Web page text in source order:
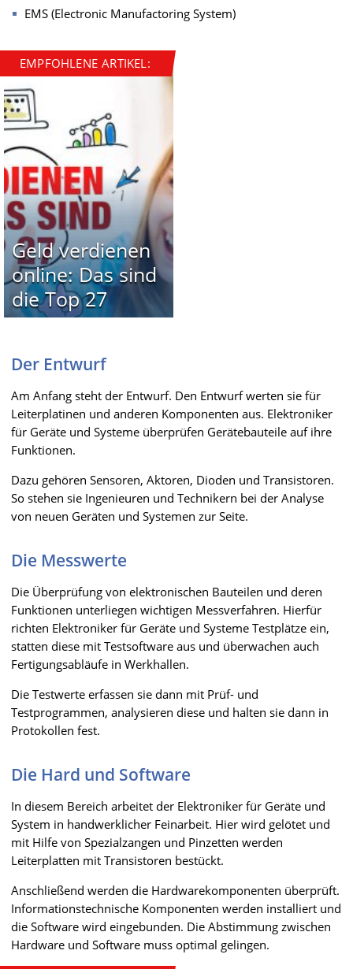
EMS (Electronic Manufactoring System)
EMPFOHLENE ARTIKEL:
Geld verdienen
online: Das sind
die Top 27
Der Entwurf
Am Anfang steht der Entwurf. Den Entwurf werten sie für
Leiterplatinen und anderen Komponenten aus. Elektroniker
für Geräte und Systeme überprüfen Gerätebauteile auf ihre
Funktionen.
Dazu gehören Sensoren, Aktoren, Dioden und Transistoren.
So stehen sie Ingenieuren und Technikern bei der Analyse
von neuen Geräten und Systemen zur Seite.
Die Messwerte
Die Überprüfung von elektronischen Bauteilen und deren
Funktionen unterliegen wichtigen Messverfahren. Hierfür
richten Elektroniker für Geräte und Systeme Testplätze ein,
statten diese mit Testsoftware aus und überwachen auch
Fertigungsabläufe in Werkhallen.
Die Testwerte erfassen sie dann mit Prüf- und
Testprogrammen, analysieren diese und halten sie dann in
Protokollen fest.
Die Hard und Software
In diesem Bereich arbeitet der Elektroniker für Geräte und
System in handwerklicher Feinarbeit. Hier wird gelötet und
mit Hilfe von Spezialzangen und Pinzetten werden
Leiterplatten mit Transistoren bestückt.
Anschließend werden die Hardwarekomponenten überprüft.
Informationstechnische Komponenten werden installiert und
die Software wird eingebunden. Die Abstimmung zwischen
Hardware und Software muss optimal gelingen.